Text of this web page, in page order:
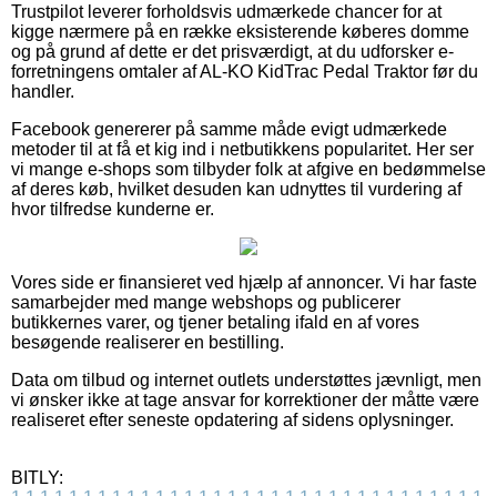
Trustpilot leverer forholdsvis udmærkede chancer for at
kigge nærmere på en række eksisterende køberes domme
og på grund af dette er det prisværdigt, at du udforsker e-
forretningens omtaler af AL-KO KidTrac Pedal Traktor før du
handler.
Facebook genererer på samme måde evigt udmærkede
metoder til at få et kig ind i netbutikkens popularitet. Her ser
vi mange e-shops som tilbyder folk at afgive en bedømmelse
af deres køb, hvilket desuden kan udnyttes til vurdering af
hvor tilfredse kunderne er.
Vores side er finansieret ved hjælp af annoncer. Vi har faste
samarbejder med mange webshops og publicerer
butikkernes varer, og tjener betaling ifald en af vores
besøgende realiserer en bestilling.
Data om tilbud og internet outlets understøttes jævnligt, men
vi ønsker ikke at tage ansvar for korrektioner der måtte være
realiseret efter seneste opdatering af sidens oplysninger.
BITLY: